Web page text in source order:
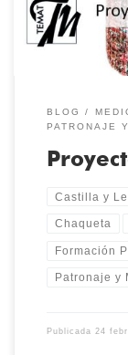
BLOG
PATRONAJE
Castilla y
Chaqueta
Formación
Patronaje y
Publicada 24